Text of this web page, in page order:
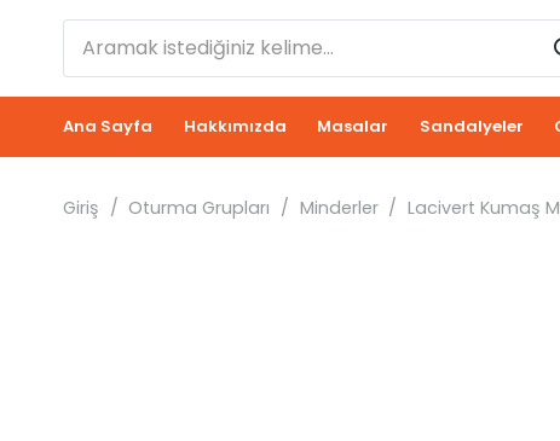
Ana Sayfa Hakkımızda Masalar Sandalyeler
Giriş / Oturma Grupları / Minderler / Lacivert Kumaş